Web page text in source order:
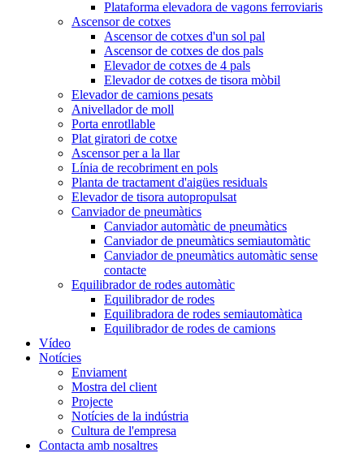
Plataforma elevadora de vagons ferroviaris
Ascensor de cotxes
Ascensor de cotxes d'un sol pal
Ascensor de cotxes de dos pals
Elevador de cotxes de 4 pals
Elevador de cotxes de tisora ​​mòbil
Elevador de camions pesats
Anivellador de moll
Porta enrotllable
Plat giratori de cotxe
Ascensor per a la llar
Línia de recobriment en pols
Planta de tractament d'aigües residuals
Elevador de tisora ​​autopropulsat
Canviador de pneumàtics
Canviador automàtic de pneumàtics
Canviador de pneumàtics semiautomàtic
Canviador de pneumàtics automàtic sense
contacte
Equilibrador de rodes automàtic
Equilibrador de rodes
Equilibradora de rodes semiautomàtica
Equilibrador de rodes de camions
Vídeo
Notícies
Enviament
Mostra del client
Projecte
Notícies de la indústria
Cultura de l'empresa
Contacta amb nosaltres